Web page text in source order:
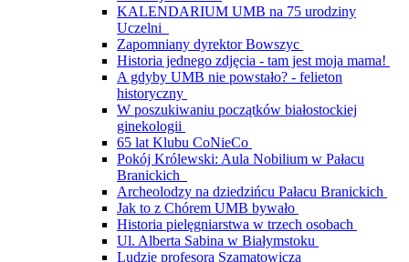
KALENDARIUM UMB na 75 urodziny
Uczelni
Zapomniany dyrektor Bowszyc
Historia jednego zdjęcia - tam jest moja mama!
A gdyby UMB nie powstało? - felieton
historyczny
W poszukiwaniu początków białostockiej
ginekologii
65 lat Klubu CoNieCo
Pokój Królewski: Aula Nobilium w Pałacu
Branickich
Archeolodzy na dziedzińcu Pałacu Branickich
Jak to z Chórem UMB bywało
Historia pielęgniarstwa w trzech osobach
Ul. Alberta Sabina w Białymstoku
Ludzie profesora Szamatowicza